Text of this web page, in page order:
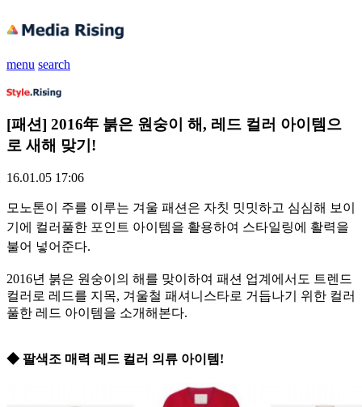
menu search
[패션] 2016年 붉은 원숭이 해, 레드 컬러 아이템으
로 새해 맞기!
16.01.05 17:06
모노톤이 주를 이루는 겨울 패션은 자칫 밋밋하고 심심해 보이
기에 컬러풀한 포인트 아이템을 활용하여 스타일링에 활력을
불어 넣어준다.
2016년 붉은 원숭이의 해를 맞이하여 패션 업계에서도 트렌드
컬러로 레드를 지목, 겨울철 패셔니스타로 거듭나기 위한 컬러
풀한 레드 아이템을 소개해본다.
◆ 팔색조 매력 레드 컬러 의류 아이템!